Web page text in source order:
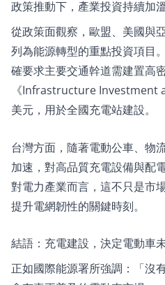
政策推動下，產業投資持續加溫
從政策面觀察，歐盟、美國與
列為能源轉型的重點投資項目
確要求主要交通幹道需建置高
《Infrastructure Investment
美元，用於全國充電站建設。
台灣方面，隨著電動公車、物
加速，對高品質充電設備與配
對電力產業而言，這不只是市
提升電網韌性的關鍵時刻。
結語：充電建設，決定電動車
正如國際能源署所強調：「沒